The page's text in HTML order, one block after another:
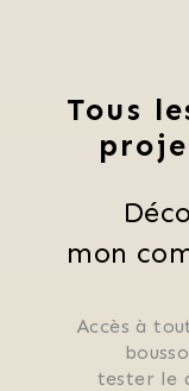
Tous
mon
Accès à
tester le